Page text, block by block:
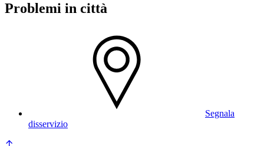
Problemi in città
Segnala
disservizio